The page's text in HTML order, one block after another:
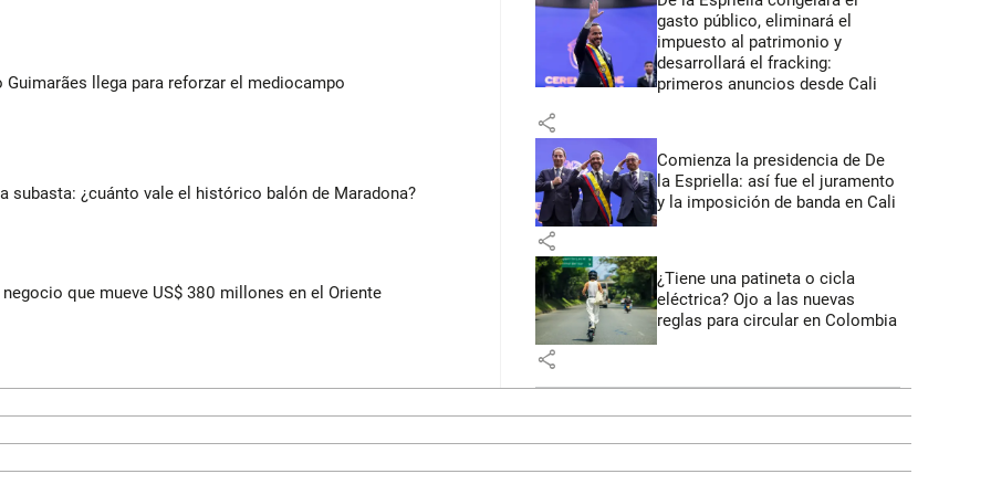
Guimarães llega para reforzar el mediocampo
subasta: ¿cuánto vale el histórico balón de Maradona?
que mueve US$ 380 millones en el Oriente
gasto público, eliminará el
impuesto al patrimonio y
desarrollará el fracking:
primeros anuncios desde Cali
share
Comienza la presidencia de De
la Espriella: así fue el juramento
y la imposición de banda en Cali
share
¿Tiene una patineta o cicla
eléctrica? Ojo a las nuevas
reglas para circular en Colombia
share